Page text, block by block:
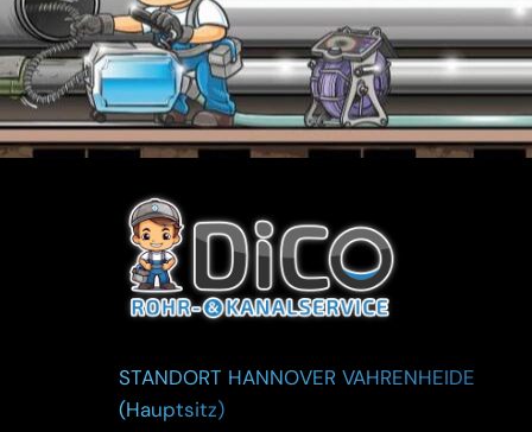
STANDORT HANNOVER VAHRENHEIDE
(Hauptsitz)